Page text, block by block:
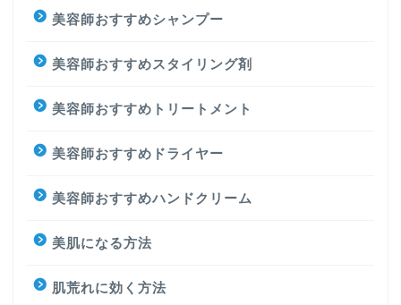
美容師おすすめシャンプー
美容師おすすめスタイリング剤
美容師おすすめトリートメント
美容師おすすめドライヤー
美容師おすすめハンドクリーム
美肌になる方法
肌荒れに効く方法